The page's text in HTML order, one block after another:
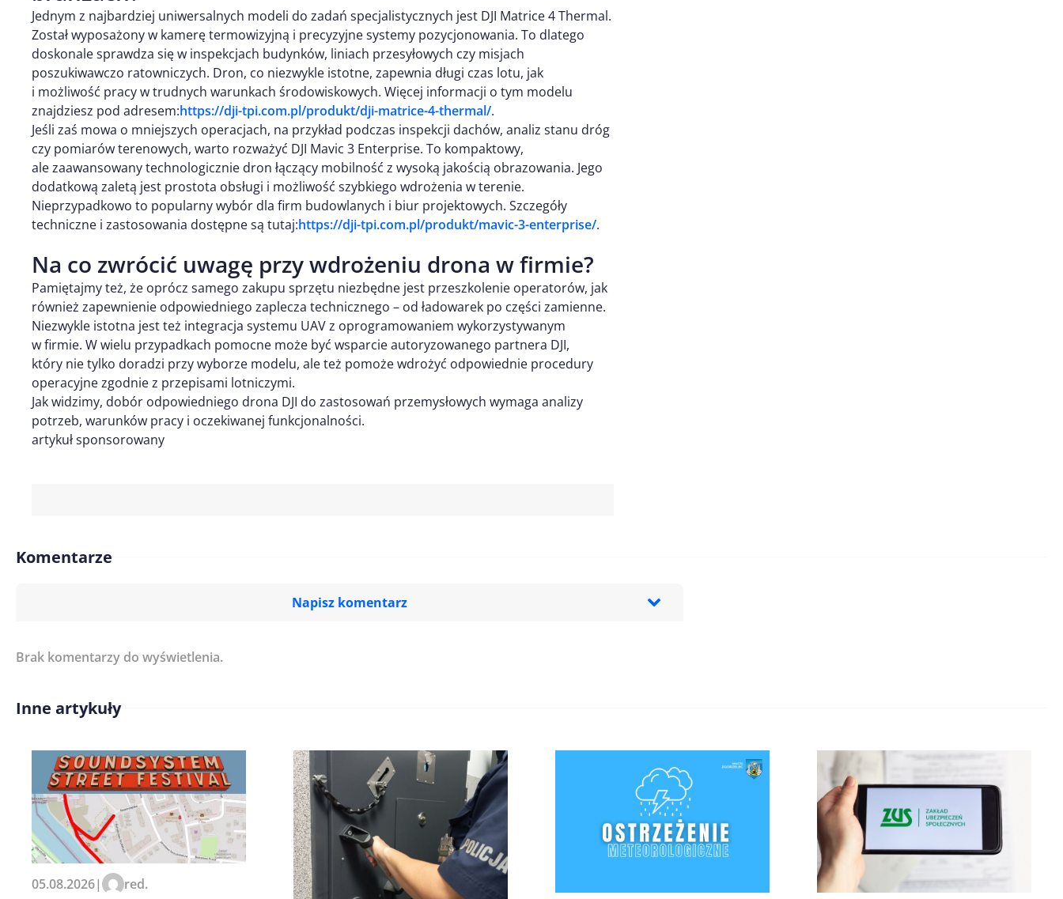
Jednym z najbardziej uniwersalnych modeli do zadań specjalistycznych jest DJI Matrice 4 Thermal.
Został wyposażony w kamerę termowizyjną i precyzyjne systemy pozycjonowania. To dlatego
doskonale sprawdza się w inspekcjach budynków, liniach przesyłowych czy misjach
poszukiwawczo ratowniczych. Dron, co niezwykle istotne, zapewnia długi czas lotu, jak
i możliwość pracy w trudnych warunkach środowiskowych. Więcej informacji o tym modelu
znajdziesz pod adresem:https://dji-tpi.com.pl/produkt/dji-matrice-4-thermal/.
Jeśli zaś mowa o mniejszych operacjach, na przykład podczas inspekcji dachów, analiz stanu dróg
czy pomiarów terenowych, warto rozważyć DJI Mavic 3 Enterprise. To kompaktowy,
ale zaawansowany technologicznie dron łączący mobilność z wysoką jakością obrazowania. Jego
dodatkową zaletą jest prostota obsługi i możliwość szybkiego wdrożenia w terenie.
Nieprzypadkowo to popularny wybór dla firm budowlanych i biur projektowych. Szczegóły
techniczne i zastosowania dostępne są tutaj:https://dji-tpi.com.pl/produkt/mavic-3-enterprise/.
Na co zwrócić uwagę przy wdrożeniu drona w firmie?
Pamiętajmy też, że oprócz samego zakupu sprzętu niezbędne jest przeszkolenie operatorów, jak
również zapewnienie odpowiedniego zaplecza technicznego – od ładowarek po części zamienne.
Niezwykle istotna jest też integracja systemu UAV z oprogramowaniem wykorzystywanym
w firmie. W wielu przypadkach pomocne może być wsparcie autoryzowanego partnera DJI,
który nie tylko doradzi przy wyborze modelu, ale też pomoże wdrożyć odpowiednie procedury
operacyjne zgodnie z przepisami lotniczymi.
Jak widzimy, dobór odpowiedniego drona DJI do zastosowań przemysłowych wymaga analizy
potrzeb, warunków pracy i oczekiwanej funkcjonalności.
artykuł sponsorowany
Komentarze
Napisz komentarz
Imię/ Nick*
Zapamiętaj moje dane w tej przeglądarce podczas pisania
kolejnych komentarzy.
Brak komentarzy do wyświetlenia.
Inne artykuły
05.08.2026| red.